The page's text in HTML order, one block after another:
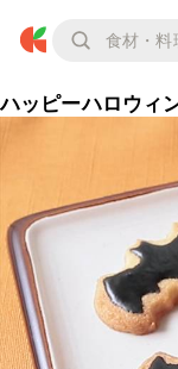
ハッピーハロウィ